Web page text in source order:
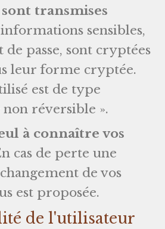
transmises
sensibles,
passe, sont cryptées
leur forme cryptée.
est de type
réversible ».
à connaître vos
cas de perte une
de vos
est proposée.
de l'utilisateur